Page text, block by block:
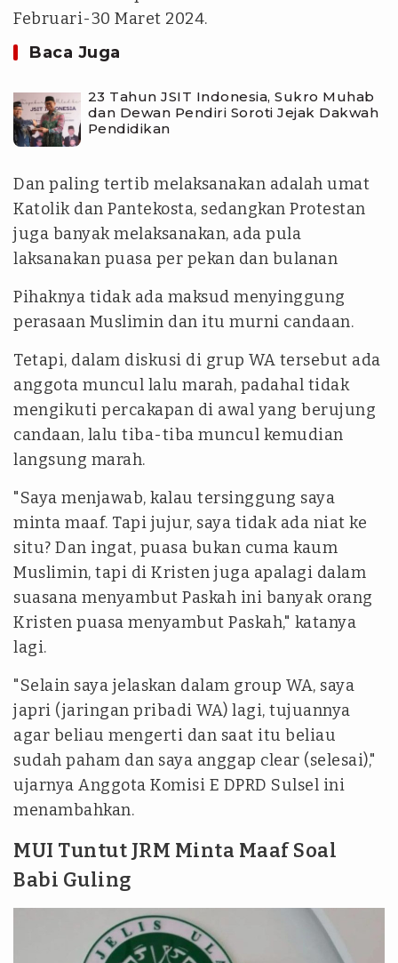
Februari-30 Maret 2024.
Baca Juga
23 Tahun JSIT Indonesia, Sukro Muhab
dan Dewan Pendiri Soroti Jejak Dakwah
Pendidikan
Dan paling tertib melaksanakan adalah umat
Katolik dan Pantekosta, sedangkan Protestan
juga banyak melaksanakan, ada pula
laksanakan puasa per pekan dan bulanan
Pihaknya tidak ada maksud menyinggung
perasaan Muslimin dan itu murni candaan.
Tetapi, dalam diskusi di grup WA tersebut ada
anggota muncul lalu marah, padahal tidak
mengikuti percakapan di awal yang berujung
candaan, lalu tiba-tiba muncul kemudian
langsung marah.
"Saya menjawab, kalau tersinggung saya
minta maaf. Tapi jujur, saya tidak ada niat ke
situ? Dan ingat, puasa bukan cuma kaum
Muslimin, tapi di Kristen juga apalagi dalam
suasana menyambut Paskah ini banyak orang
Kristen puasa menyambut Paskah," katanya
lagi.
"Selain saya jelaskan dalam group WA, saya
japri (jaringan pribadi WA) lagi, tujuannya
agar beliau mengerti dan saat itu beliau
sudah paham dan saya anggap clear (selesai),"
ujarnya Anggota Komisi E DPRD Sulsel ini
menambahkan.
MUI Tuntut JRM Minta Maaf Soal
Babi Guling